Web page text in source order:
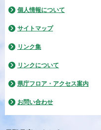
個人情報について
サイトマップ
リンク集
リンクについて
県庁フロア・アクセス案内
お問い合わせ